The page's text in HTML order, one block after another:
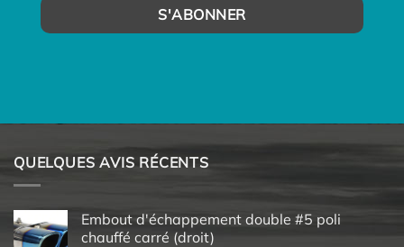
QUELQUES AVIS RÉCENTS
Embout d'échappement double #5 poli
chauffé carré (droit)